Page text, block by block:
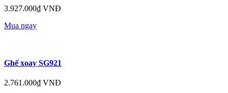
3.927.000₫ VNĐ
Mua ngay
Ghế xoay SG921
2.761.000₫ VNĐ